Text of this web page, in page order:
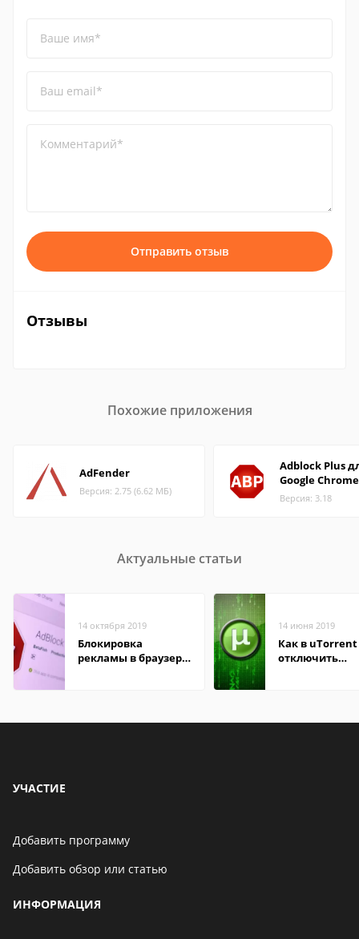
Ваше имя*
Ваш email*
Комментарий*
Отправить отзыв
Отзывы
Похожие приложения
AdFender
Версия: 2.75 (6.62 МБ)
Adblock Plus
Google Chrome
Версия: 3.18
Актуальные статьи
14 октября 2019
Блокировка
рекламы в браузере
14 июня 2019
Как в uTorrent
отключить
УЧАСТИЕ
Добавить программу
Добавить обзор или статью
ИНФОРМАЦИЯ